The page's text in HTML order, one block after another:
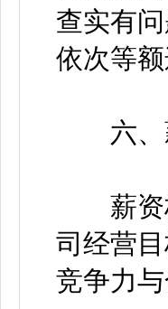
查实有
依次等额
六、
薪资标
司经营
竞争力与